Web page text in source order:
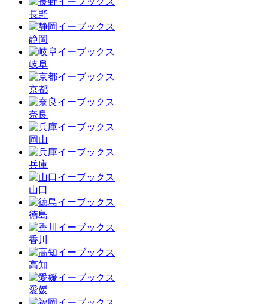
長野
静岡
岐阜
京都
奈良
岡山
兵庫
山口
徳島
香川
高知
愛媛